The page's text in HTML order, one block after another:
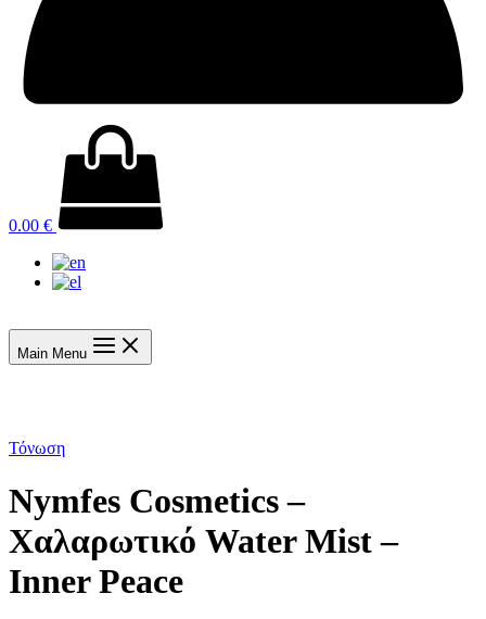
0.00 €
Main Menu
Τόνωση
Nymfes Cosmetics –
Χαλαρωτικό Water Mist –
Inner Peace